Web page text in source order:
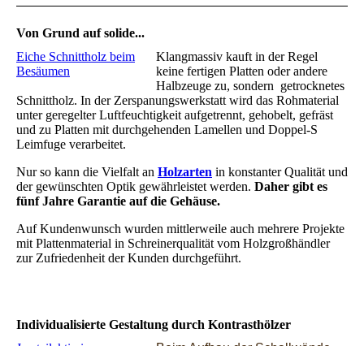
Von Grund auf solide...
Eiche Schnittholz beim
Besäumen
Klangmassiv kauft in der Regel
keine fertigen Platten oder andere
Halbzeugezu, sondern getrocknetes
Schnittholz. In der Zerspanungswerkstatt wird das Rohmaterial
unter geregelter Luftfeuchtigkeit aufgetrennt, gehobelt, gefräst
und zu Platten mit durchgehenden Lamellen und Doppel-S
Leimfuge verarbeitet.
Nur so kann die Vielfalt an Holzarten in konstanter Qualität und
der gewünschten Optik gewährleistet werden. Daher gibt es
fünf Jahre Garantie auf die Gehäuse.
Auf Kundenwunsch wurden mittlerweile auch mehrere Projekte
mit Plattenmaterial in Schreinerqualität vom Holzgroßhändler
zur Zufriedenheit der Kunden durchgeführt.
Individualisierte Gestaltung durch Kontrasthölzer